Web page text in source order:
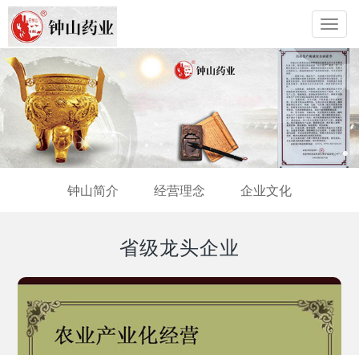
钟山简介 经营理念 企业文化
省级龙头企业